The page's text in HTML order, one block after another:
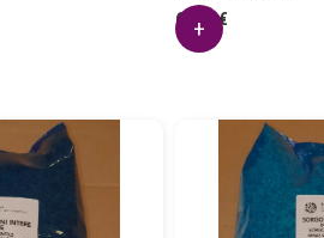
60.71€